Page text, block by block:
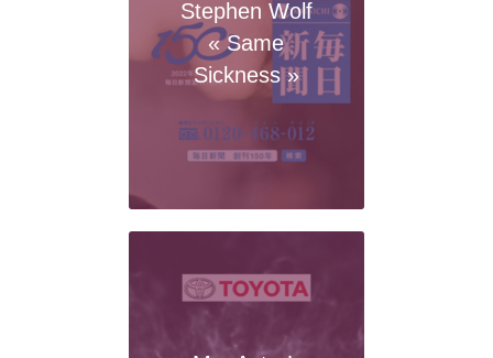
Stephen Wolf
« Same
Sickness »